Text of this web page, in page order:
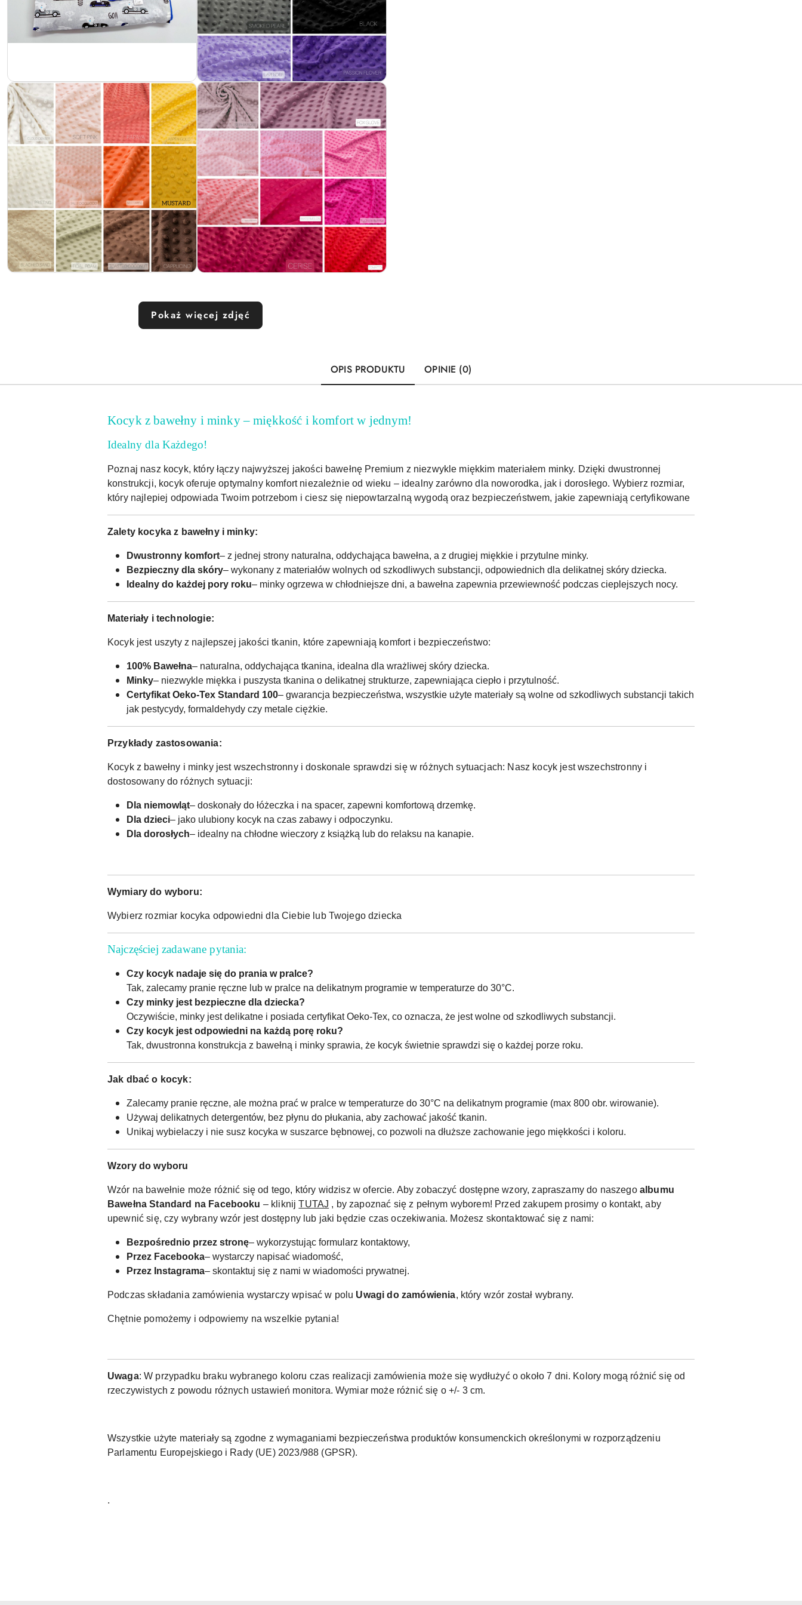
Pokaż więcej zdjęć
OPIS PRODUKTU OPINIE (0)
Kocyk z bawełny i minky – miękkość i komfort w jednym!
Idealny dla Każdego!
Poznaj nasz kocyk, który łączy najwyższej jakości bawełnę Premium z niezwykle miękkim materiałem minky. Dzięki dwustronnej
konstrukcji, kocyk oferuje optymalny komfort niezależnie od wieku – idealny zarówno dla noworodka, jak i dorosłego. Wybierz rozmiar,
który najlepiej odpowiada Twoim potrzebom i ciesz się niepowtarzalną wygodą oraz bezpieczeństwem, jakie zapewniają certyfikowane
Zalety kocyka z bawełny i minky:
Dwustronny komfort– z jednej strony naturalna, oddychająca bawełna, a z drugiej miękkie i przytulne minky.
Bezpieczny dla skóry– wykonany z materiałów wolnych od szkodliwych substancji, odpowiednich dla delikatnej skóry dziecka.
Idealny do każdej pory roku– minky ogrzewa w chłodniejsze dni, a bawełna zapewnia przewiewność podczas cieplejszych nocy.
Materiały i technologie:
Kocyk jest uszyty z najlepszej jakości tkanin, które zapewniają komfort i bezpieczeństwo:
100% Bawełna– naturalna, oddychająca tkanina, idealna dla wrażliwej skóry dziecka.
Minky– niezwykle miękka i puszysta tkanina o delikatnej strukturze, zapewniająca ciepło i przytulność.
Certyfikat Oeko-Tex Standard 100– gwarancja bezpieczeństwa, wszystkie użyte materiały są wolne od szkodliwych substancji takich
jak pestycydy, formaldehydy czy metale ciężkie.
Przykłady zastosowania:
Kocyk z bawełny i minky jest wszechstronny i doskonale sprawdzi się w różnych sytuacjach: Nasz kocyk jest wszechstronny i
dostosowany do różnych sytuacji:
Dla niemowląt– doskonały do łóżeczka i na spacer, zapewni komfortową drzemkę.
Dla dzieci– jako ulubiony kocyk na czas zabawy i odpoczynku.
Dla dorosłych– idealny na chłodne wieczory z książką lub do relaksu na kanapie.
Wymiary do wyboru:
Wybierz rozmiar kocyka odpowiedni dla Ciebie lub Twojego dziecka
Najczęściej zadawane pytania:
Czy kocyk nadaje się do prania w pralce?
Tak, zalecamy pranie ręczne lub w pralce na delikatnym programie w temperaturze do 30°C.
Czy minky jest bezpieczne dla dziecka?
Oczywiście, minky jest delikatne i posiada certyfikat Oeko-Tex, co oznacza, że jest wolne od szkodliwych substancji.
Czy kocyk jest odpowiedni na każdą porę roku?
Tak, dwustronna konstrukcja z bawełną i minky sprawia, że kocyk świetnie sprawdzi się o każdej porze roku.
Jak dbać o kocyk:
Zalecamy pranie ręczne, ale można prać w pralce w temperaturze do 30°C na delikatnym programie (max 800 obr. wirowanie).
Używaj delikatnych detergentów, bez płynu do płukania, aby zachować jakość tkanin.
Unikaj wybielaczy i nie susz kocyka w suszarce bębnowej, co pozwoli na dłuższe zachowanie jego miękkości i koloru.
Wzory do wyboru
Wzór na bawełnie może różnić się od tego, który widzisz w ofercie. Aby zobaczyć dostępne wzory, zapraszamy do naszego albumu
Bawełna Standard na Facebooku – kliknijTUTAJ , by zapoznać się z pełnym wyborem! Przed zakupem prosimy o kontakt, aby
upewnić się, czy wybrany wzór jest dostępny lub jaki będzie czas oczekiwania. Możesz skontaktować się z nami:
Bezpośrednio przez stronę– wykorzystując formularz kontaktowy,
Przez Facebooka– wystarczy napisać wiadomość,
Przez Instagrama– skontaktuj się z nami w wiadomości prywatnej.
Podczas składania zamówienia wystarczy wpisać w polu Uwagi do zamówienia, który wzór został wybrany.
Chętnie pomożemy i odpowiemy na wszelkie pytania!
Uwaga: W przypadku braku wybranego koloru czas realizacji zamówienia może się wydłużyć o około 7 dni. Kolory mogą różnić się od
rzeczywistych z powodu różnych ustawień monitora. Wymiar może różnić się o +/- 3 cm.
Wszystkie użyte materiały są zgodne z wymaganiami bezpieczeństwa produktów konsumenckich określonymi w rozporządzeniu
Parlamentu Europejskiego i Rady (UE) 2023/988 (GPSR).
.